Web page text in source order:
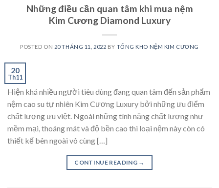
Những điều cần quan tâm khi mua nệm
Kim Cương Diamond Luxury
POSTED ON 20 THÁNG 11, 2022 BY TỔNG KHO NỆM KIM CƯƠNG
20
Th11
Hiện khá nhiều người tiêu dùng đang quan tâm đến sản phẩm
nệm cao su tự nhiên Kim Cương Luxury bởi những ưu điểm
chất lượng ưu việt. Ngoài những tính năng chất lượng như
mềm mại, thoáng mát và độ bền cao thì loại nệm này còn có
thiết kế bên ngoài vô cùng […]
CONTINUE READING →